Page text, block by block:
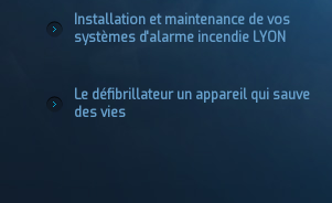
Installation et maintenance de vos
systèmes d'alarme incendie LYON
Le défibrillateur un appareil qui sauve
des vies